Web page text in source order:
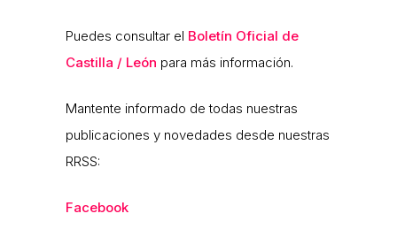
Puedes consultar el Boletín Oficial de
Castilla / León para más información.
Mantente informado de todas nuestras
publicaciones y novedades desde nuestras
RRSS:
Facebook